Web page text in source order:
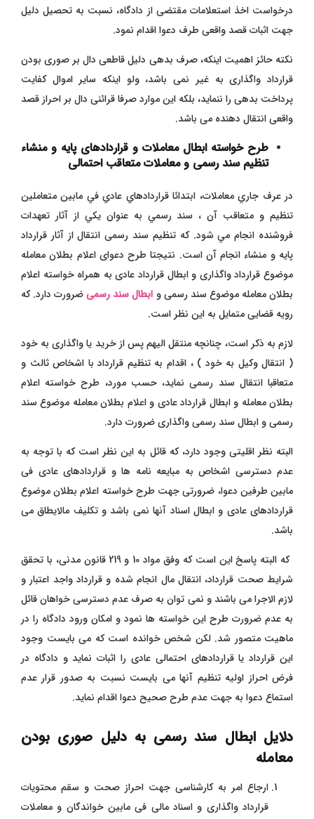
درخواست اخذ استعلامات مقتضی از دادگاه، نسبت به تحصیل دلیل
جهت اثبات قصد واقعی طرف دعوا اقدام نمود.
نکته حائز اهمیت اینکه، صرف بدهی دلیل قاطعی دال بر صوری بودن
قرارداد واگذاری به غیر نمی باشد، ولو اینکه سایر اموال کفایت
پرداخت بدهی را ننماید، بلکه این موارد صرفا قرائنی دال بر احراز قصد
واقعی انتقال دهنده می باشد.
طرح خواسته ابطال معاملات و قراردادهای پایه و منشاء
تنظیم سند رسمی و معاملات متعاقب احتمالی
در عرف جاري معاملات، ابتدائا قراردادهاي عادي في مابين متعاملين
تنظيم و متعاقب آن ، سند رسمي به عنوان يكي از آثار تعهدات
فروشنده انجام مي شود. که تنظیم سند رسمی انتقال از آثار قرارداد
پایه و منشاء انجام آن است. نتیجتا طرح دعوای اعلام بطلان معامله
موضوع قرارداد واگذاری و ابطال قرارداد عادی به همراه خواسته اعلام
بطلان معامله موضوع سند رسمی و ابطال سند رسمیضرورت دارد. که
رویه قضایی متمایل به این نظر است.
لازم به ذکر است، چنانچه منتقل الیهم پس از خرید یا واگذاری به خود
( انتقال وکیل به خود ) ، اقدام به تنظیم قرارداد با اشخاص ثالث و
متعاقبا انتقال سند رسمی نماید، حسب مورد، طرح خواسته اعلام
بطلان معامله و ابطال قرارداد عادی و اعلام بطلان معامله موضوع سند
رسمی و ابطال سند رسمی واگذاری ضرورت دارد.
البته نظر اقلیتی وجود دارد، که قائل به این نظر است که با توجه به
عدم دسترسی اشخاص به مبایعه نامه ها و قراردادهای عادی فی
مابین طرفین دعوا، ضرورتی جهت طرح خواسته اعلام بطلان موضوع
قراردادهای عادی و ابطال اسناد آنها نمی باشد و تکلیف مالایطاق می
باشد.
که البته پاسخ این است که وفق مواد 10 و 219 قانون مدنی، با تحقق
شرایط صحت قرارداد، انتقال مال انجام شده و قرارداد واجد اعتبار و
لازم الاجرا می باشند و نمی توان به صرف عدم دسترسی خواهان قائل
به عدم ضرورت طرح این خواسته ها نمود و امکان ورود دادگاه را در
ماهیت متصور شد. لکن شخص خوانده است که می بایست وجود
این قرارداد یا قراردادهای احتمالی عادی را اثبات نماید و دادگاه در
فرض احراز اولیه تنظیم آنها می بایست نسبت به صدور قرار عدم
استماع دعوا به جهت عدم طرح صحیح دعوا اقدام نماید.
دلایل ابطال سند رسمی به دلیل صوری بودن
معامله
ارجاع امر به کارشناسی جهت احراز صحت و سقم محتویات
قرارداد واگذاری و اسناد مالی فی مابین خواندگان و معاملات